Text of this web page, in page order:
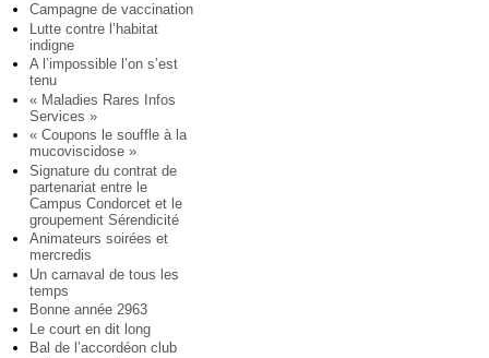
Campagne de vaccination
Lutte contre l’habitat
indigne
A l’impossible l’on s’est
tenu
« Maladies Rares Infos
Services »
« Coupons le souffle à la
mucoviscidose »
Signature du contrat de
partenariat entre le
Campus Condorcet et le
groupement Sérendicité
Animateurs soirées et
mercredis
Un carnaval de tous les
temps
Bonne année 2963
Le court en dit long
Bal de l’accordéon club